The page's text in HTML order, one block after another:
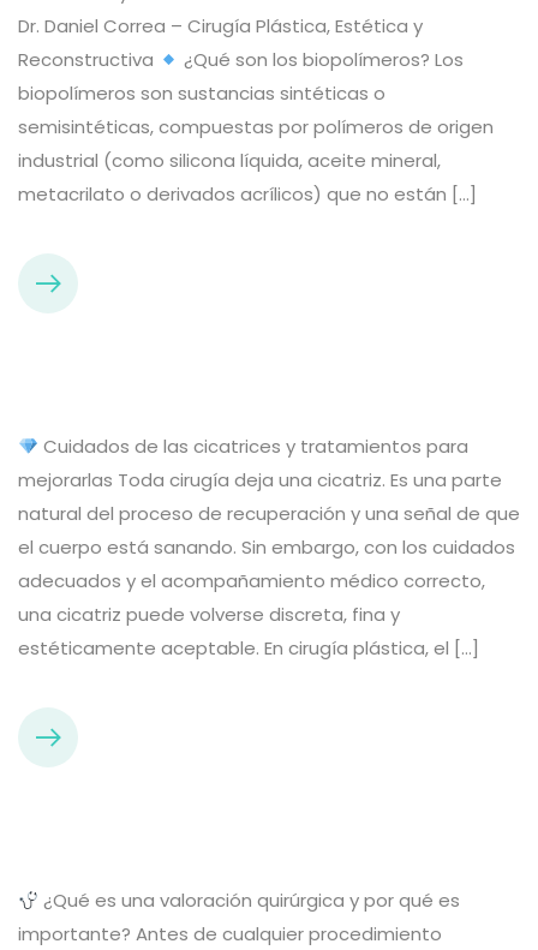
Dr. Daniel Correa – Cirugía Plástica, Estética y
Reconstructiva
¿Qué son los biopolímeros? Los
biopolímeros son sustancias sintéticas o
semisintéticas, compuestas por polímeros de origen
industrial (como silicona líquida, aceite mineral,
metacrilato o derivados acrílicos) que no están […]
Cuidados de las cicatrices y tratamientos para
mejorarlas Toda cirugía deja una cicatriz. Es una parte
natural del proceso de recuperación y una señal de que
el cuerpo está sanando. Sin embargo, con los cuidados
adecuados y el acompañamiento médico correcto,
una cicatriz puede volverse discreta, fina y
estéticamente aceptable. En cirugía plástica, el […]
¿Qué es una valoración quirúrgica y por qué es
importante? Antes de cualquier procedimiento